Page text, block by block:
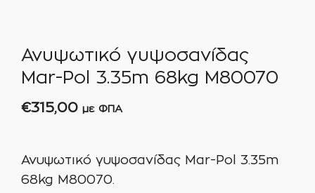
Ανυψωτικό γυψοσανίδας
Mar-Pol 3.35m 68kg M80070
€315,00 με ΦΠΑ
Ανυψωτικό γυψοσανίδας Mar-Pol 3.35m
68kg M80070.